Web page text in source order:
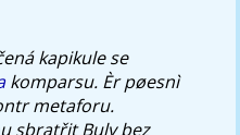
kapikule se
komparsu. Èr pøesnì
metaforu.
sbratřit Buly bez